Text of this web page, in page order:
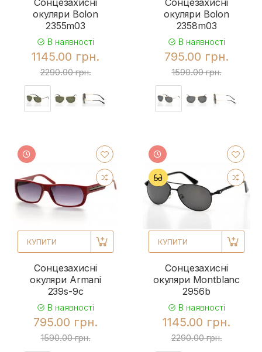
окуляри Bolon
2355m03
В наявності
1145.00 грн.
2290.00 грн.
окуляри Bolon
2358m03
В наявності
795.00 грн.
1590.00 грн.
КУПИТИ
Сонцезахисні
окуляри Armani
239s-9c
В наявності
795.00 грн.
1590.00 грн.
КУПИТИ
Сонцезахисні
окуляри Montblanc
2956b
В наявності
1145.00 грн.
2290.00 грн.